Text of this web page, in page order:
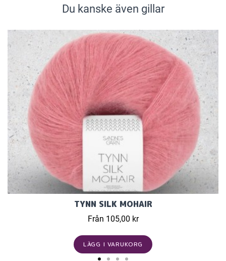
Du kanske även gillar
TYNN SILK MOHAIR
Från 105,00 kr
LÄGG I VARUKORG